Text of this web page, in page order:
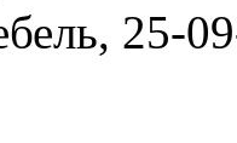
25-